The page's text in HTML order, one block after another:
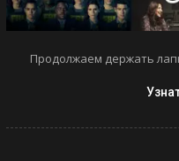
Продолжаем держать